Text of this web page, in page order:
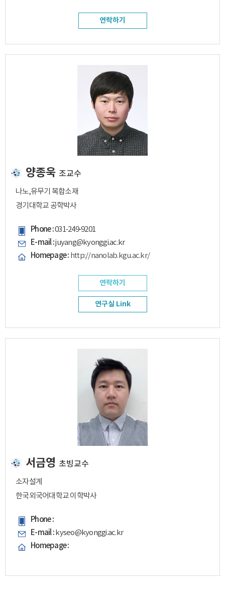
연락하기
양종욱 조교수
나노,유무기 복합소재
경기대학교 공학박사
Phone :031-249-9201
E-mail :juyang@kyonggi.ac.kr
Homepage : http://nanolab.kgu.ac.kr/
연락하기
연구실 Link
서금영 초빙교수
소자설계
한국외국어대학교 이학박사
Phone :
E-mail : kyseo@kyonggi.ac.kr
Homepage :